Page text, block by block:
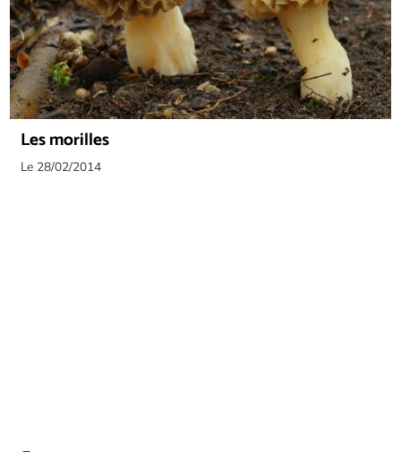
Les morilles
Le 28/02/2014